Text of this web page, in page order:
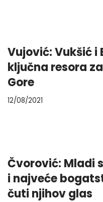
Vujović: Vukšić
ključna resora
Gore
12/08/2021
Čvorović: Mladi
i najveće
čuti njihov glas